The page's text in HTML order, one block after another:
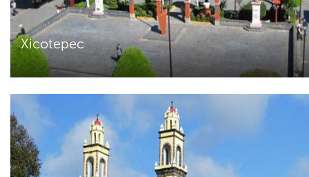
Xicotepec